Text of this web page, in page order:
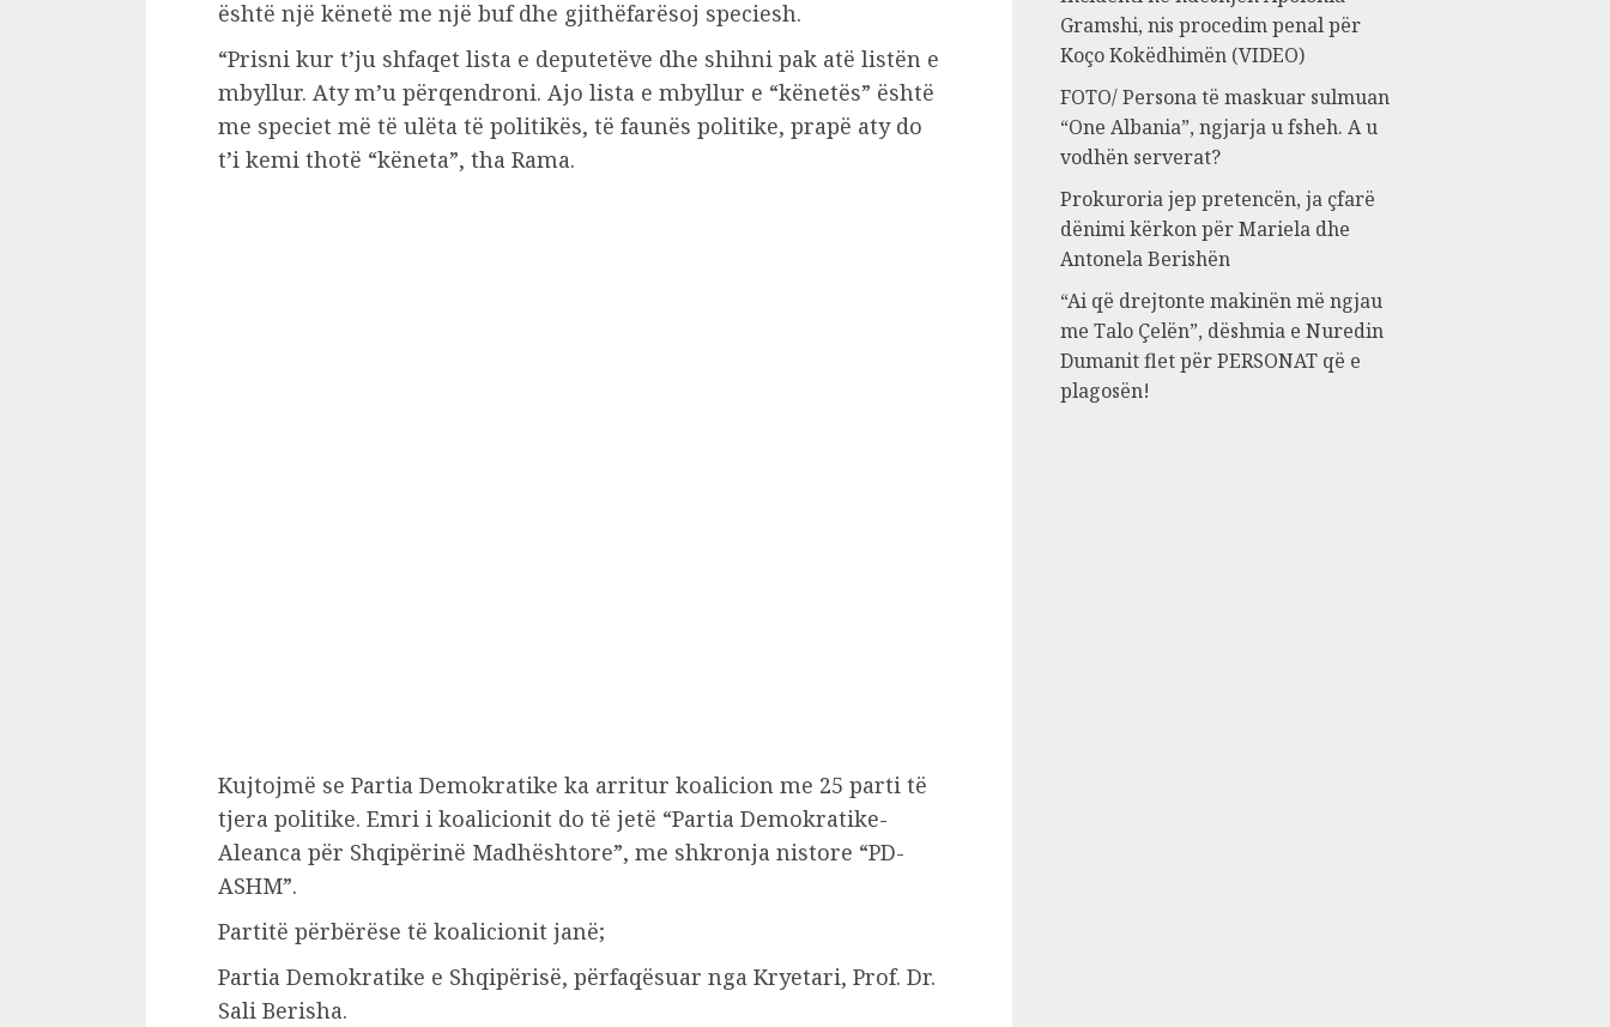
është një kënetë me një buf dhe gjithëfarësoj speciesh.
“Prisni kur t’ju shfaqet lista e deputetëve dhe shihni pak atë listën e
mbyllur. Aty m’u përqendroni. Ajo lista e mbyllur e “kënetës” është
me speciet më të ulëta të politikës, të faunës politike, prapë aty do
t’i kemi thotë “këneta”, tha Rama.
Kujtojmë se Partia Demokratike ka arritur koalicion me 25 parti të
tjera politike. Emri i koalicionit do të jetë “Partia Demokratike-
Aleanca për Shqipërinë Madhështore”, me shkronja nistore “PD-
ASHM”.
Partitë përbërëse të koalicionit janë;
Partia Demokratike e Shqipërisë, përfaqësuar nga Kryetari, Prof. Dr.
Sali Berisha.
Gramshi, nis procedim penal për
Koço Kokëdhimën (VIDEO)
FOTO/ Persona të maskuar sulmuan
“One Albania”, ngjarja u fsheh. A u
vodhën serverat?
Prokuroria jep pretencën, ja çfarë
dënimi kërkon për Mariela dhe
Antonela Berishën
“Ai që drejtonte makinën më ngjau
me Talo Çelën”, dëshmia e Nuredin
Dumanit flet për PERSONAT që e
plagosën!